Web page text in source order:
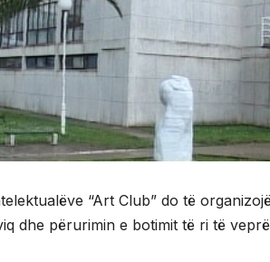
“Art Club” do të
dhe përurimin e botimit të ri të